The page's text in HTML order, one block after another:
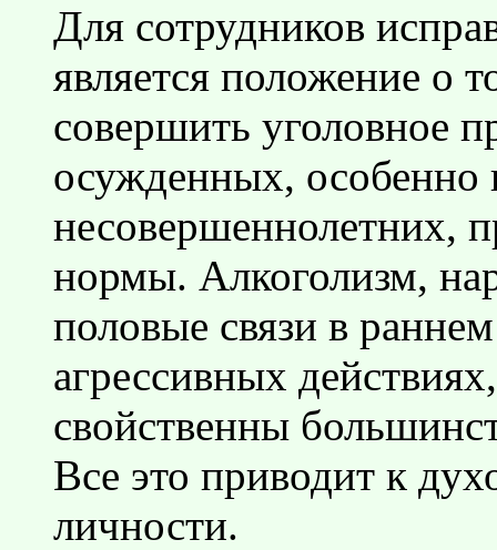
Для сотрудников
является положение о
совершить уголовное
осужденных, особенно
несовершеннолетних,
нормы. Алкоголизм,
половые связи в
агрессивных
свойственны
Все это приводит к
личности.